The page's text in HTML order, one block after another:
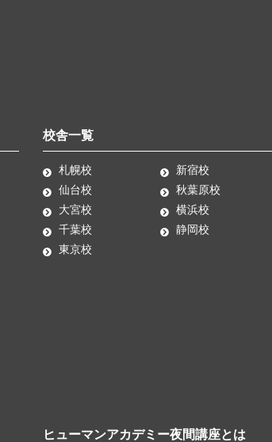
校舎一覧
札幌校
仙台校
大宮校
千葉校
東京校
新宿校
秋葉原校
横浜校
静岡校
ヒューマンアカデミー夜間講座とは